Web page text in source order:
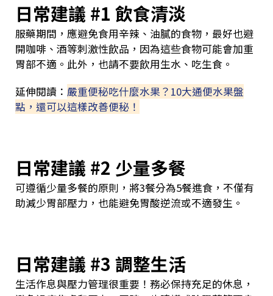
日常建議 #1 飲食清淡
服藥期間，應避免食用辛辣、油膩的食物，最好也避
開咖啡、酒等刺激性飲品，因為這些食物可能會加重
胃部不適。此外，也請不要飲用生水、吃生食。
延伸閱讀： 嚴重便秘吃什麼水果？10大通便水果盤
點，還可以這樣改善便秘！
日常建議 #2 少量多餐
可遵循少量多餐的原則，將3餐分為5餐進食，不僅有
助減少胃部壓力，也能避免胃酸逆流或不適發生。
日常建議 #3 調整生活
生活作息與壓力管理很重要！務必保持充足的休息，